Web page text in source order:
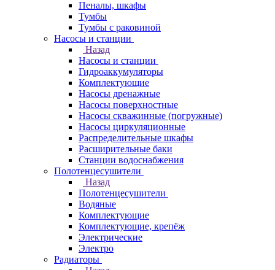
Пеналы, шкафы
Тумбы
Тумбы с раковиной
Насосы и станции
Назад
Насосы и станции
Гидроаккумуляторы
Комплектующие
Насосы дренажные
Насосы поверхностные
Насосы скважинные (погружные)
Насосы циркуляционные
Распределительные шкафы
Расширительные баки
Станции водоснабжения
Полотенцесушители
Назад
Полотенцесушители
Водяные
Комплектующие
Комплектующие, крепёж
Электрические
Электро
Радиаторы